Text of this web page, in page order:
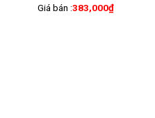
Giá bán :383,000₫